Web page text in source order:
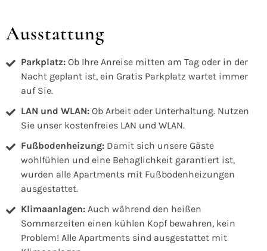
Ausstattung
Parkplatz: Ob Ihre Anreise mitten am Tag oder in der
Nacht geplant ist, ein Gratis Parkplatz wartet immer
auf Sie.
LAN und WLAN: Ob Arbeit oder Unterhaltung. Nutzen
Sie unser kostenfreies LAN und WLAN.
Fußbodenheizung: Damit sich unsere Gäste
wohlfühlen und eine Behaglichkeit garantiert ist,
wurden alle Apartments mit Fußbodenheizungen
ausgestattet.
Klimaanlagen: Auch während den heißen
Sommerzeiten einen kühlen Kopf bewahren, kein
Problem! Alle Apartments sind ausgestattet mit